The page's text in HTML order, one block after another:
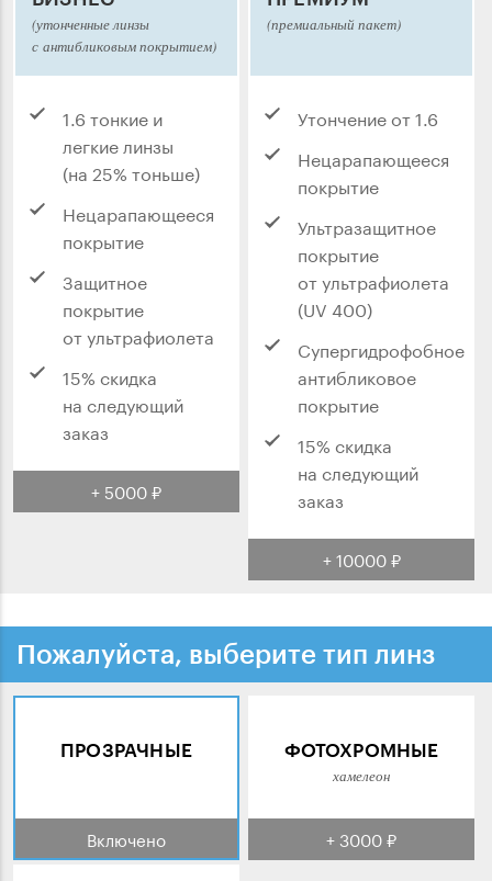
(утонченные линзы
с антибликовым покрытием)
1.6 тонкие и
легкие линзы
(на 25% тоньше)
Нецарапающееся
покрытие
Защитное
покрытие
от ультрафиолета
15% скидка
на следующий
заказ
+ 5000 ₽
(премиальный пакет)
Утончение от 1.6
Нецарапающееся
покрытие
Ультразащитное
покрытие
от ультрафиолета
(UV 400)
Супергидрофобное
антибликовое
покрытие
15% скидка
на следующий
заказ
+ 10000 ₽
Пожалуйста, выберите тип линз
ПРОЗРАЧНЫЕ
Включено
ФОТОХРОМНЫЕ
хамелеон
+ 3000 ₽